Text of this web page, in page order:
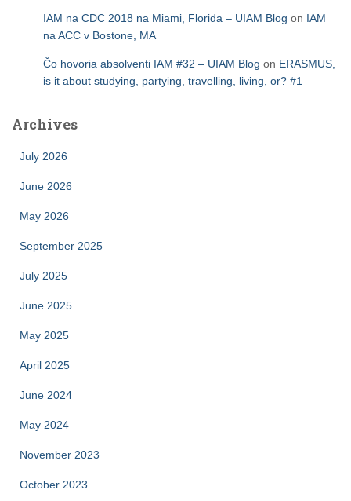
IAM na CDC 2018 na Miami, Florida – UIAM Blog on IAM
na ACC v Bostone, MA
Čo hovoria absolventi IAM #32 – UIAM Blog on ERASMUS,
is it about studying, partying, travelling, living, or? #1
Archives
July 2026
June 2026
May 2026
September 2025
July 2025
June 2025
May 2025
April 2025
June 2024
May 2024
November 2023
October 2023